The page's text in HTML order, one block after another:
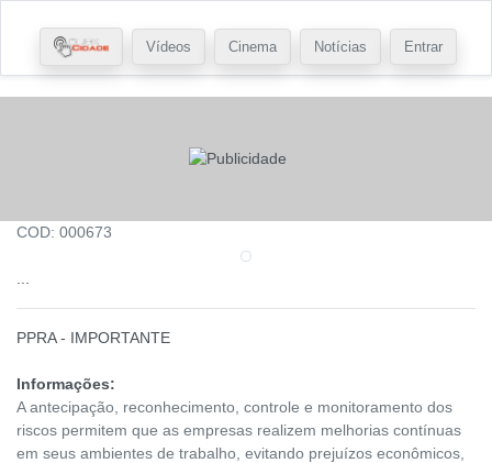
Vídeos Cinema Notícias Entrar
COD: 000673
PPRA - IMPORTANTE
Informações:
A antecipação, reconhecimento, controle e monitoramento dos
riscos permitem que as empresas realizem melhorias contínuas
em seus ambientes de trabalho, evitando prejuízos econômicos,